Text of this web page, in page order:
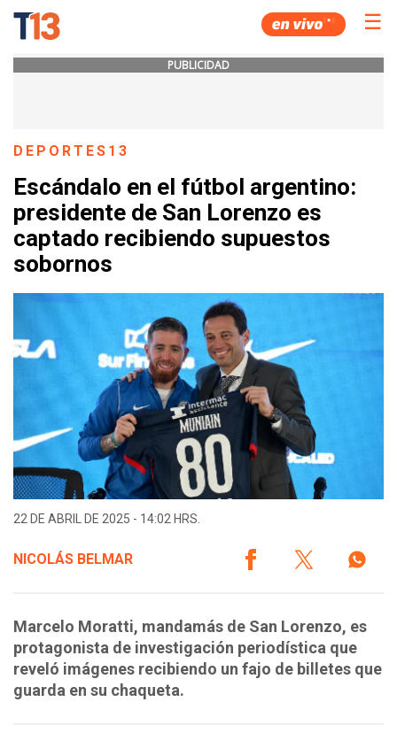
☰
PUBLICIDAD
DEPORTES13
Escándalo en el fútbol argentino:
presidente de San Lorenzo es
captado recibiendo supuestos
sobornos
22 DE ABRIL DE 2025 - 14:02 HRS.
NICOLÁS BELMAR
Marcelo Moratti, mandamás de San Lorenzo, es
protagonista de investigación periodística que
reveló imágenes recibiendo un fajo de billetes que
guarda en su chaqueta.